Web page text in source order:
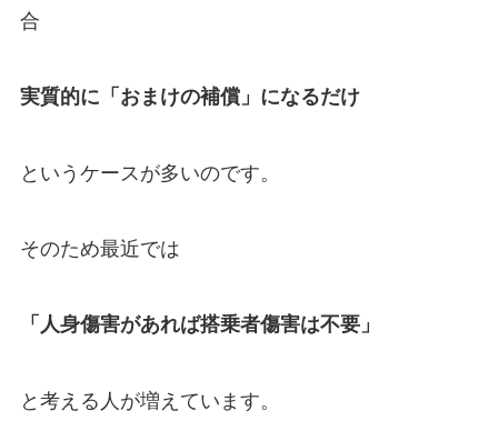
合
実質的に「おまけの補償」になるだけ
というケースが多いのです。
そのため最近では
「人身傷害があれば搭乗者傷害は不要」
と考える人が増えています。